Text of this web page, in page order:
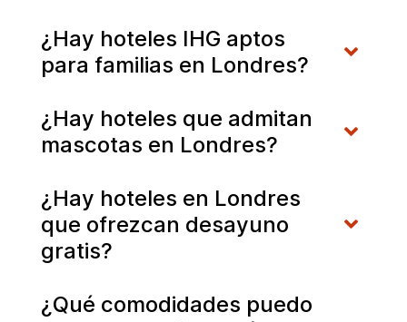
¿Hay hoteles IHG aptos
para familias en Londres?
¿Hay hoteles que admitan
mascotas en Londres?
¿Hay hoteles en Londres
que ofrezcan desayuno
gratis?
¿Qué comodidades puedo